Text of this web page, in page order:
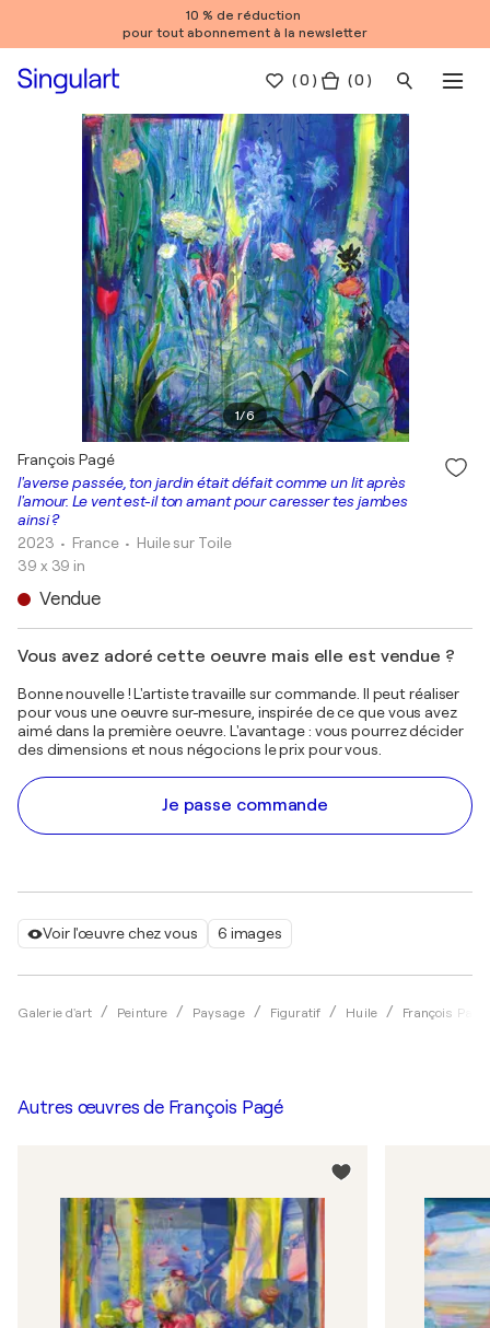
10 % de réduction
pour tout abonnement à la newsletter
(0 ) ( 0 )
1/6
Voir l'œuvre chez vous 6 images
Galerie d'art Peinture Paysage Figuratif Huile François Pagé
l'averse passée, ton jardin était défait comme un lit après
l'amour. Le vent est-il ton amant pour caresser tes jambes
ainsi ?
François Pagé
2023 • France • Huile sur Toile
39 x 39 in
Vendue
Vous avez adoré cette oeuvre mais elle est vendue ?
Bonne nouvelle ! L'artiste travaille sur commande. Il peut réaliser
pour vous une oeuvre sur-mesure, inspirée de ce que vous avez
aimé dans la première oeuvre. L'avantage : vous pourrez décider
des dimensions et nous négocions le prix pour vous.
Je passe commande
Autres œuvres de François Pagé